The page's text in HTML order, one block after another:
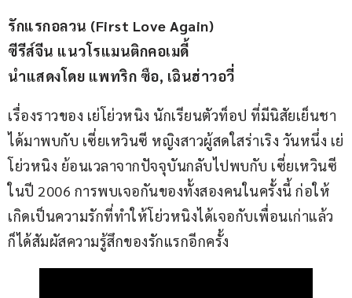
รักแรกอลวน (First Love Again)
ซีรีส์จีน แนวโรแมนติกคอเมดี้
นำแสดงโดย แพทริก ซือ, เฉินฮ่าวอวี่
เรื่องราวของ เย่โย่วหนิง นักเรียนตัวท็อป ที่มีนิสัยเย็นชา
ได้มาพบกับ เซี่ยเหวินซี หญิงสาวผู้สดใสร่าเริง วันหนึ่ง เย่
โย่วหนิง ย้อนเวลาจากปัจจุบันกลับไปพบกับ เซี่ยเหวินซี
ในปี 2006 การพบเจอกันของทั้งสองคนในครั้งนี้ ก่อให้
เกิดเป็นความรักที่ทำให้โย่วหนิงได้เจอกับเพื่อนเก่าแล้ว
ก็ได้สัมผัสความรู้สึกของรักแรกอีกครั้ง